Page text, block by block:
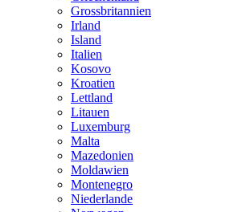
Grossbritannien
Irland
Island
Italien
Kosovo
Kroatien
Lettland
Litauen
Luxemburg
Malta
Mazedonien
Moldawien
Montenegro
Niederlande